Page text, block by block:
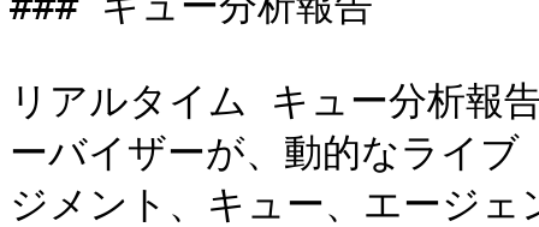
リアルタイム キュー分析報
ーバイザーが、動的なライ
ジメント、キュー、エージ